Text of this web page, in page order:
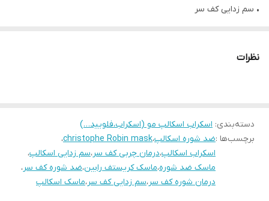
• سم زدایی کف سر
• حجم ۱۰۰۰ میلی لیتر
نظرات
دسته‌بندی: اسکراب اسکالپ مو (اسکراب،فلویید…)
برچسب‌ها :ضد شوره اسکالپ،christophe Robin mask،
اسکراب اسکالپ،درمان چربی کف سر،سم زدایی اسکالپ،
ماسک ضد شوره،ماسک کریستف رابین،ضد شوره کف سر،
درمان شوره کف سر،سم زدایی کف سر،ماسک اسکالپ